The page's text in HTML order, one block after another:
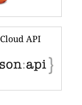
Cloud API